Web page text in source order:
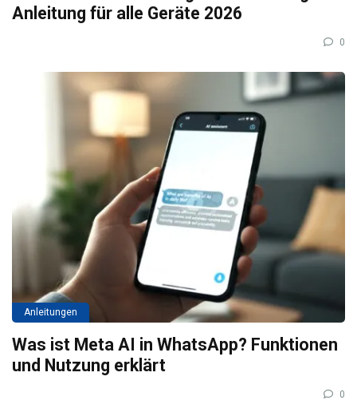
Anleitung für alle Geräte 2026
0
Anleitungen
Was ist Meta AI in WhatsApp? Funktionen
und Nutzung erklärt
0